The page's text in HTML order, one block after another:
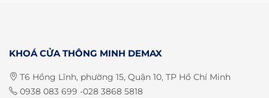
KHOÁ CỬA THÔNG MINH DEMAX
T6 Hồng Lĩnh, phường 15, Quận 10, TP Hồ Chí Minh
0938 083 699 -028 3868 5818